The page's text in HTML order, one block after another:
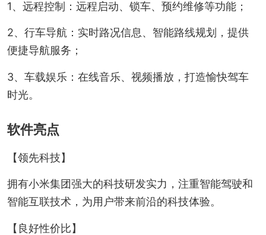
1、远程控制：远程启动、锁车、预约维修等功能；
2、行车导航：实时路况信息、智能路线规划，提供
便捷导航服务；
3、车载娱乐：在线音乐、视频播放，打造愉快驾车
时光。
软件亮点
【领先科技】
拥有小米集团强大的科技研发实力，注重智能驾驶和
智能互联技术，为用户带来前沿的科技体验。
【良好性价比】